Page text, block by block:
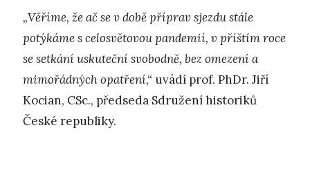
„Věříme, že ač se v době příprav sjezdu stále
potýkáme s celosvětovou pandemií, v příštím roce
se setkání uskuteční svobodně, bez omezení a
mimořádných opatření,“ uvádí prof. PhDr. Jiří
Kocian, CSc., předseda Sdružení historiků
České republiky.